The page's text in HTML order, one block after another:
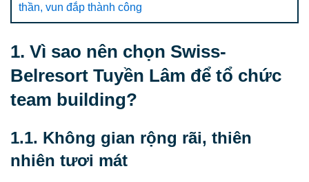
thần, vun đắp thành công
1. Vì sao nên chọn Swiss-
Belresort Tuyền Lâm để tổ chức
team building?
1.1. Không gian rộng rãi, thiên
nhiên tươi mát